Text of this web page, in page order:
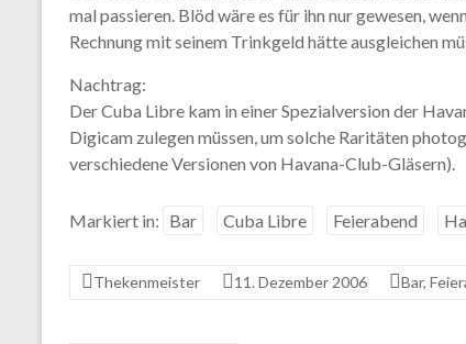
mal passieren. Blöd wäre es für ihn nur gewesen,
Rechnung mit seinem Trinkgeld hätte ausgleichen
Nachtrag:
Der Cuba Libre kam in einer Spezialversion der
Digicam zulegen müssen, um solche Raritäten
verschiedene Versionen von Havana-Club-Gläsern).
Markiert in: Bar Cuba Libre Feierabend
Thekenmeister 11. Dezember 2006 Bar,